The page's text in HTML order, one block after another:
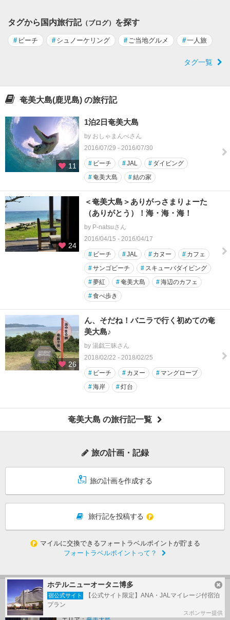
タグから国内旅行記（ブログ） を探す
# ビーチ # シュノーケリング # ご当地グルメ #一人旅
タグ一覧
奄美大島(鹿児島) の旅行記
11
1泊2日奄美大島
by おしゃまんべさん
2016/07/29 - 2016/07/30
# ビーチ #JAL # ダイビング
#奄美大島 #結の家
24
＜奄美大島＞ありがっさまりょーた
（ありがとう）！海・海・海！
by P-natsuさん
2016/04/15 - 2016/04/17
# ビーチ #JAL # カヌー # カフェ
#サンゴビーチ # スキューバダイビング
#夢紅 #奄美大島 #海辺のカフェ
#食べ歩き
26
ん、そだね！バニラで行く初めての奄
美大島♪
by 湯戯三昧さん
2018/02/22 - 2018/02/25
# ビーチ # カヌー # マングローブ
#海岸 #灯台
奄美大島 の旅行記一覧
旅の計画・記録
旅の計画を作成する
旅行記を投稿する
マイルに交換できるフォートラベルポイントが貯まる
フォートラベルポイントって？
奄美大島の人気ホテルランキング
1
ホテルウエストコート奄美
ホテルニューオータニ博多
宿公式サイト
【公式サイト限定】ANA・JALマイレージ付宿泊
プラン
スポンサー提供